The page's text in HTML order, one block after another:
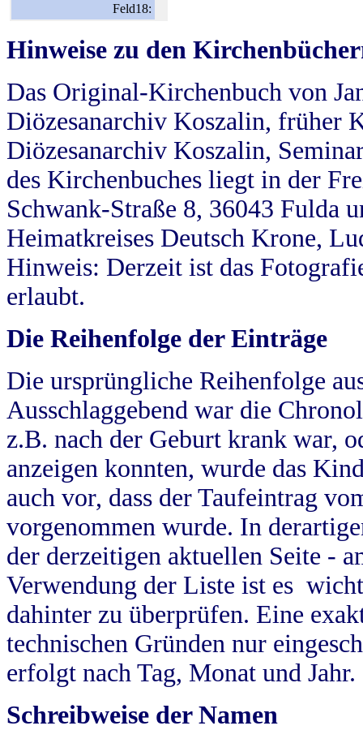
Feld18:
Hinweise zu den
Das Original-Kirchenbuch von
Diözesanarchiv Koszalin, früher
Diözesanarchiv Koszalin,
des Kirchenbuches liegt in der
Schwank-Straße 8, 36043 Fulda
Heimatkreises Deutsch Krone,
Hinweis: Derzeit ist das
erlaubt.
Die Reihenfolge der Einträge
Die ursprüngliche Reihenfolge
Ausschlaggebend war die
z.B. nach der Geburt krank war,
anzeigen konnten, wurde das
auch vor, dass der Taufeintrag
vorgenommen wurde. In
der derzeitigen aktuellen Seite -
Verwendung der Liste ist es
dahinter zu überprüfen. Eine
technischen Gründen nur
erfolgt nach Tag, Monat und Jahr.
Schreibweise der Namen